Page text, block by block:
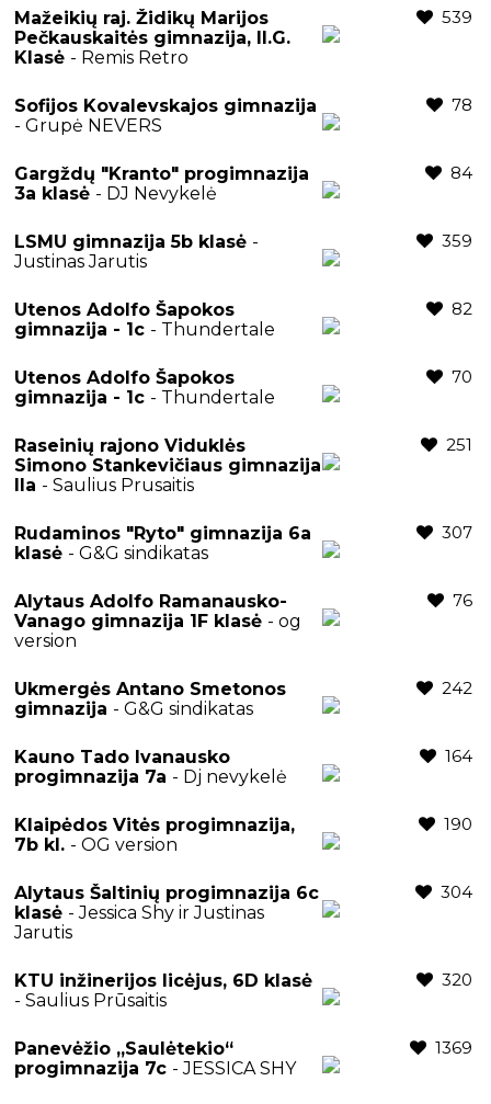
Mažeikių raj. Židikų Marijos
Pečkauskaitės gimnazija, II.G.
Klasė - Remis Retro
539
Sofijos Kovalevskajos gimnazija
- Grupė NEVERS
78
Gargždų "Kranto" progimnazija
3a klasė - DJ Nevykelė
84
LSMU gimnazija 5b klasė -
Justinas Jarutis
359
Utenos Adolfo Šapokos
gimnazija - 1c - Thundertale
82
Utenos Adolfo Šapokos
gimnazija - 1c - Thundertale
70
Raseinių rajono Viduklės
Simono Stankevičiaus gimnazija
IIa - Saulius Prusaitis
251
Rudaminos "Ryto" gimnazija 6a
klasė - G&G sindikatas
307
Alytaus Adolfo Ramanausko-
Vanago gimnazija 1F klasė - og
version
76
Ukmergės Antano Smetonos
gimnazija - G&G sindikatas
242
Kauno Tado Ivanausko
progimnazija 7a - Dj nevykelė
164
Klaipėdos Vitės progimnazija,
7b kl. - OG version
190
Alytaus Šaltinių progimnazija 6c
klasė - Jessica Shy ir Justinas
Jarutis
304
KTU inžinerijos licėjus, 6D klasė
- Saulius Prūsaitis
320
Panevėžio „Saulėtekio“
progimnazija 7c - JESSICA SHY
1369